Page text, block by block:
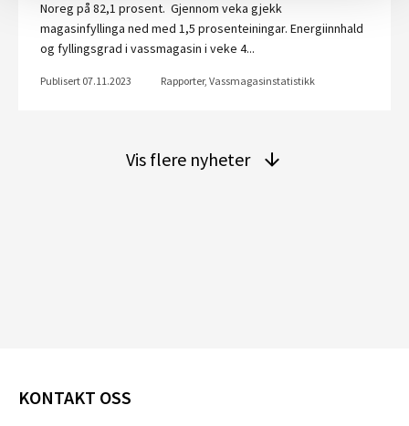
Noreg på 82,1 prosent. Gjennom veka gjekk
magasinfyllinga ned med 1,5 prosenteiningar. Energiinnhald
og fyllingsgrad i vassmagasin i veke 4...
Publisert 07.11.2023 Rapporter, Vassmagasinstatistikk
Vis flere nyheter
KONTAKT OSS